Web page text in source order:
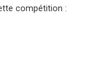
compétition :